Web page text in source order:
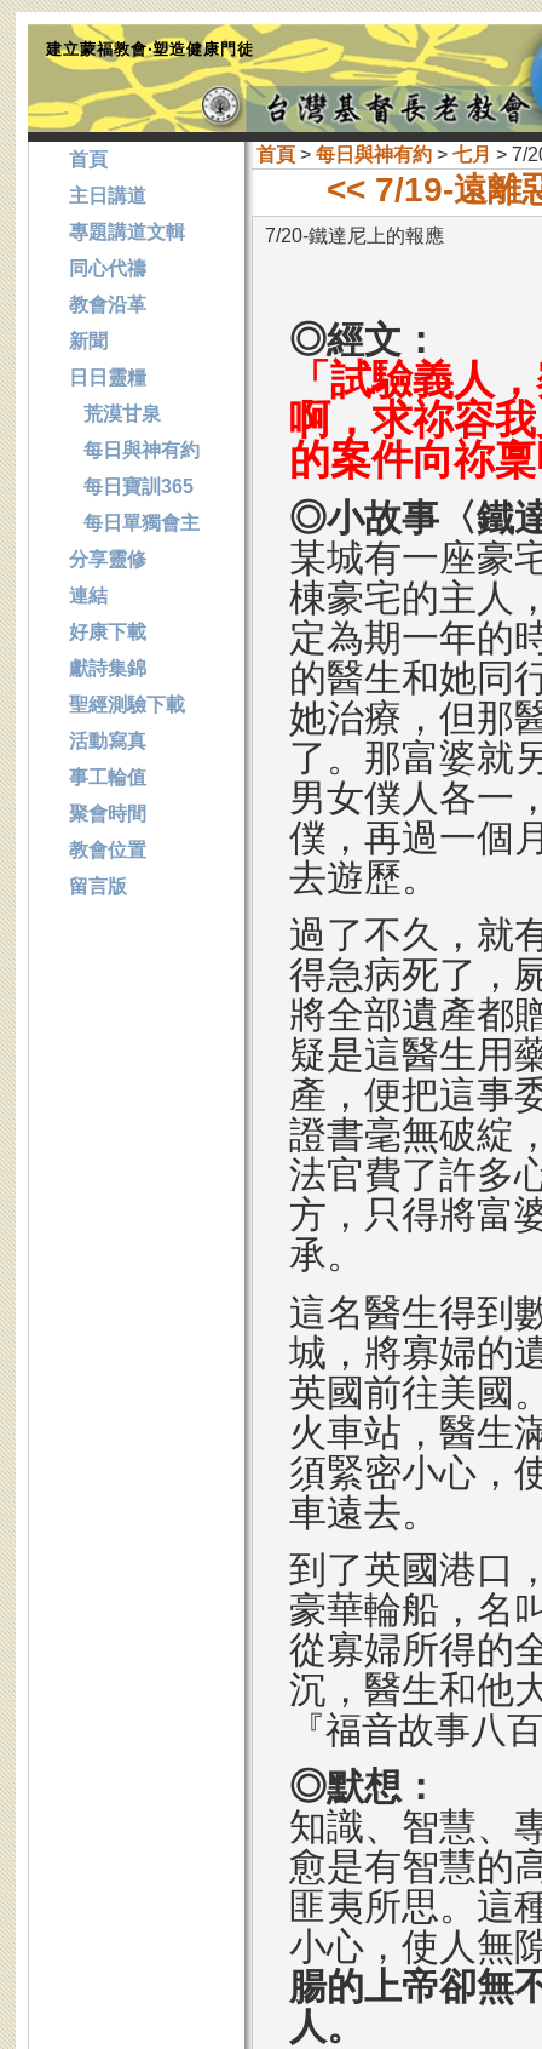
建立蒙福教會‧塑造健康門徒
首頁> 每日與神有約> 七月 > 7/
<< 7/19-遠離
7/20-鐵達尼上的報應
◎經文：
「試驗義人
啊，求祢容
的案件向祢
◎小故事〈鐵
某城有一座豪
棟豪宅的主人
定為期一年的
的醫生和她同
她治療，但那
了。那富婆就
男女僕人各一
僕，再過一個
去遊歷。
過了不久，就
得急病死了，
將全部遺產都
疑是這醫生用
產，便把這事
證書毫無破綻
法官費了許多
方，只得將富
承。
這名醫生得到
城，將寡婦的
英國前往美國
火車站，醫生
須緊密小心，
車遠去。
到了英國港口
豪華輪船，名
從寡婦所得的
沉，醫生和他
『福音故事八
◎默想：
知識、智慧、
愈是有智慧的
匪夷所思。這
小心，使人無
腸的上帝卻無
人。
首頁
主日講道
專題講道文輯
同心代禱
教會沿革
新聞
日日靈糧
荒漠甘泉
每日與神有約
每日寶訓365
每日單獨會主
分享靈修
連結
好康下載
獻詩集錦
聖經測驗下載
活動寫真
事工輪值
聚會時間
教會位置
留言版